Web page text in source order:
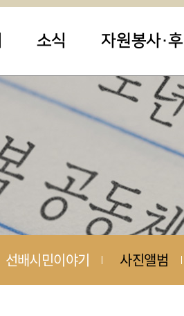
소식 자원봉사·
선배시민이야기 사진앨범